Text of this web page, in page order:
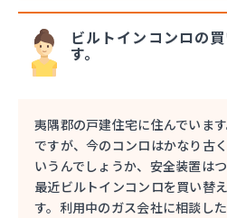
ビルトインコンロの
す。
夷隅郡の戸建住宅に住んでいま
ですが、今のコンロはかなり古
いうんでしょうか、安全装置は
最近ビルトインコンロを買い替
す。利用中のガス会社に相談し